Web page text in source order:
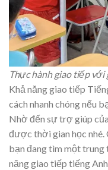
Thực hành giao tiếp
Khả năng giao tiếp
cách nhanh chóng nếu
Nhờ đến sự trợ giúp
được thời gian học nhé.
bạn đang tìm một trung
năng giao tiếp tiếng